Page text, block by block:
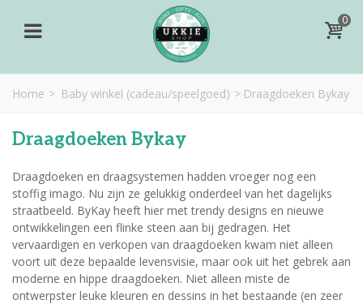
0
Home > Baby winkel (cadeau/speelgoed) > Draagdoeken Bykay
Draagdoeken Bykay
Draagdoeken en draagsystemen hadden vroeger nog een
stoffig imago. Nu zijn ze gelukkig onderdeel van het dagelijks
straatbeeld. ByKay heeft hier met trendy designs en nieuwe
ontwikkelingen een flinke steen aan bij gedragen. Het
vervaardigen en verkopen van draagdoeken kwam niet alleen
voort uit deze bepaalde levensvisie, maar ook uit het gebrek aan
moderne en hippe draagdoeken. Niet alleen miste de
ontwerpster leuke kleuren en dessins in het bestaande (en zeer